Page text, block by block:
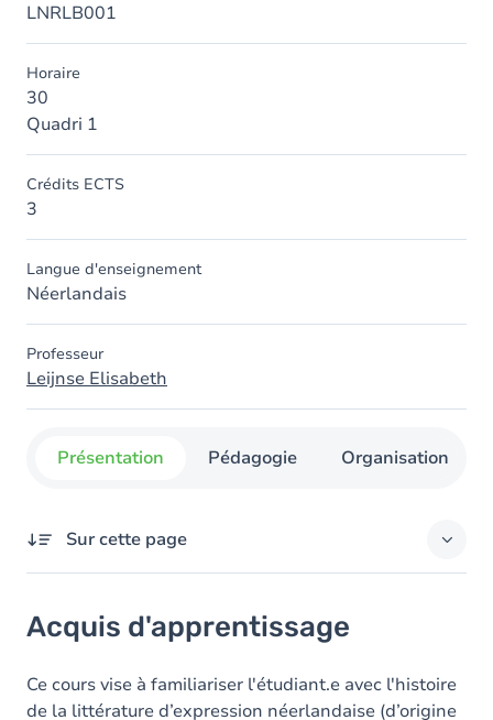
LNRLB001
Horaire
30
Quadri 1
Crédits ECTS
3
Langue d'enseignement
Néerlandais
Professeur
Leijnse Elisabeth
Présentation Pédagogie Organisation
Sur cette page
Objectifs
Contenu
Acquis d'apprentissage
Ce cours vise à familiariser l'étudiant.e avec l'histoire
de la littérature d’expression néerlandaise (d’origine